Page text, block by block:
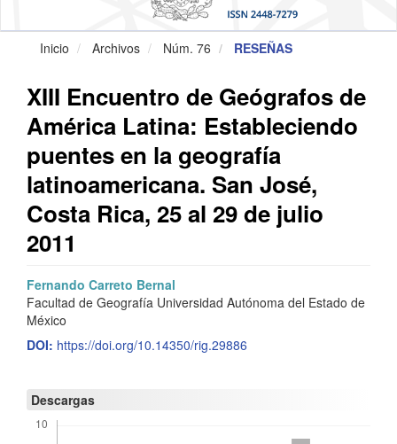
Inicio Archivos Núm. 76 RESEÑAS
XIII Encuentro de Geógrafos de
América Latina: Estableciendo
puentes en la geografía
latinoamericana. San José,
Costa Rica, 25 al 29 de julio
2011
Barra
lateral
del
C
o
n
e
n
Fernando Carreto Bernal
Facultad de Geografía Universidad Autónoma del Estado de
México
DOI: https://doi.org/10.14350/rig.29886
Descargas